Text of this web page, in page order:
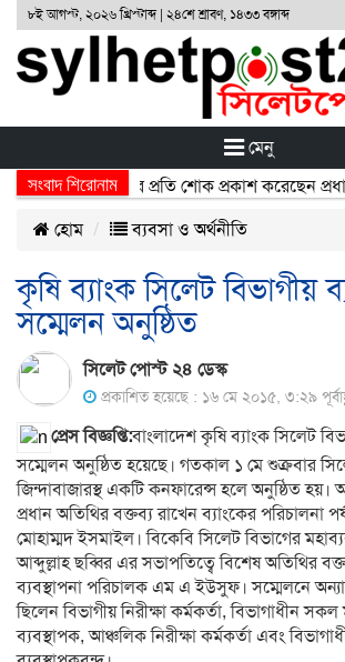
৮ই আগস্ট, ২০২৬ খ্রিস্টাব্দ | ২৪শে শ্রাবণ, ১৪৩৩ বঙ্গাব্দ
মেনু
সংবাদ শিরোনাম
নিহতদের প্রতি শোক প্রকাশ করেছেন
হোম
ব্যবসা ও অর্থনীতি
কৃষি ব্যাংক সিলেট বিভাগীয়
সম্মেলন অনুষ্ঠিত
সিলেট পোস্ট ২৪ ডেস্ক
প্রকাশিত হয়েছে : ১৬ মে ২০১৫, ৩:২৯
প্রেস বিজ্ঞপ্তি:বাংলাদেশ কৃষি ব্যাংক সিলেট
সম্মেলন অনুষ্ঠিত হয়েছে। গতকাল ১ মে শুক্রবার
জিন্দাবাজারস্থ একটি কনফারেন্স হলে অনুষ্ঠিত হয়।
প্রধান অতিথির বক্তব্য রাখেন ব্যাংকের পরিচালনা
মোহাম্মদ ইসমাইল। বিকেবি সিলেট বিভাগের
আব্দুল্লাহ ছব্বির এর সভাপতিত্বে বিশেষ অতিথির
ব্যবস্থাপনা পরিচালক এম এ ইউসুফ। সম্মেলনে
ছিলেন বিভাগীয় নিরীক্ষা কর্মকর্তা, বিভাগাধীন
ব্যবস্থাপক, আঞ্চলিক নিরীক্ষা কর্মকর্তা এবং